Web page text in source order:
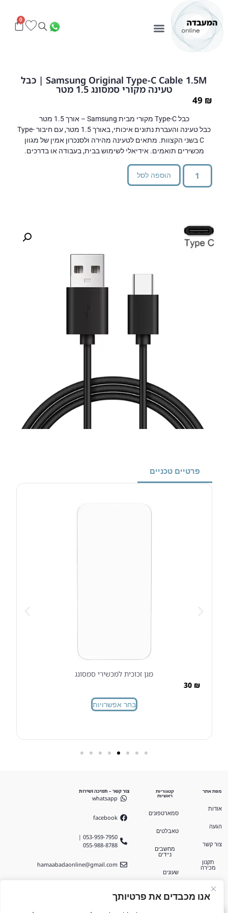
אנו מכבדים את פרטיותך
0
Samsung Original Type-C Cable 1.5M | כבל
טעינה מקורי סמסונג 1.5 מטר
49 ₪
כבל Type-C מקורי מבית Samsung – אורך 1.5 מטר
כבל טעינה והעברת נתונים איכותי, באורך 1.5 מטר, עם חיבור Type-
C בשני הקצוות. מתאים לטעינה מהירה ולסנכרון אמין של מגוון
מכשירים תואמים. אידיאלי לשימוש בבית, בעבודה או בדרכים.
הוספה לסל
פרטיים טכניים
מגן זכוכית למכשירי סמסונג
30 ₪
בחר אפשרויות
מפת אתר
אודות
הגעה
צור קשר
תקנון
מכירה
קטגוריות
ראשיות
סמארטפונים
טאבלטים
מחשבים
ניידים
שעונים
צור קשר – תמיכה ושירות
whatsapp
facebook
053-959-7950 |
055-988-8788
hamaabadaonline@gmail.com